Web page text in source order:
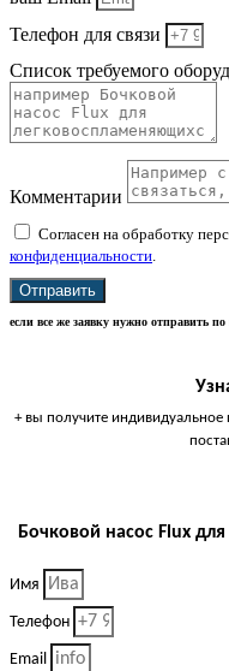
Телефон для связи
Список требуемого
Комментарии
Согласен на обработку
конфиденциальности.
Отправить
если все же заявку нужно отправить
+ вы получите
Бочковой насос Flux
Имя
Телефон
Email